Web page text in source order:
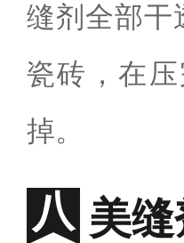
缝剂全部干
瓷砖，在
掉。
美